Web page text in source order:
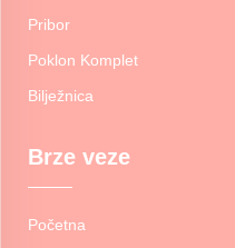
Pribor
Poklon Komplet
Bilježnica
Brze veze
Početna